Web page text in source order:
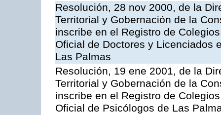
Resolución, 28 nov 2000, de la
Territorial y Gobernación de la
inscribe en el Registro de
Oficial de Doctores y Licenciados
Las Palmas
Resolución, 19 ene 2001, de la
Territorial y Gobernación de la
inscribe en el Registro de
Oficial de Psicólogos de Las